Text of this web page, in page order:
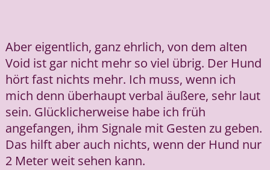
Aber eigentlich, ganz ehrlich, von dem alten
Void ist gar nicht mehr so viel übrig. Der Hund
hört fast nichts mehr. Ich muss, wenn ich
mich denn überhaupt verbal äußere, sehr laut
sein. Glücklicherweise habe ich früh
angefangen, ihm Signale mit Gesten zu geben.
Das hilft aber auch nichts, wenn der Hund nur
2 Meter weit sehen kann.